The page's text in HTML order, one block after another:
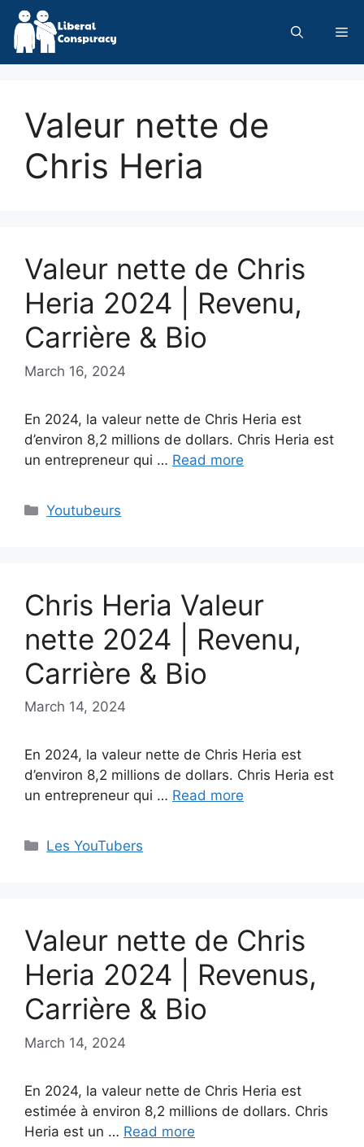
Skip
content
Valeur nette de
Chris Heria
Valeur nette de Chris
Heria 2024 | Revenu,
Carrière & Bio
March 16, 2024
En 2024, la valeur nette de Chris Heria est
d’environ 8,2 millions de dollars. Chris Heria est
un entrepreneur qui … Read more
Categories
Youtubeurs
Chris Heria Valeur
nette 2024 | Revenu,
Carrière & Bio
March 14, 2024
En 2024, la valeur nette de Chris Heria est
d’environ 8,2 millions de dollars. Chris Heria est
un entrepreneur qui … Read more
Categories
Les YouTubers
Valeur nette de Chris
Heria 2024 | Revenus,
Carrière & Bio
March 14, 2024
En 2024, la valeur nette de Chris Heria est
estimée à environ 8,2 millions de dollars. Chris
Heria est un … Read more